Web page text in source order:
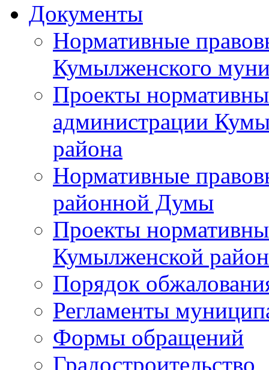
Документы
Нормативные
Кумылженского
Проекты
администрации
района
Нормативные
районной Думы
Проекты
Кумылженской
Порядок
Регламенты
Формы обращений
Градостроительство